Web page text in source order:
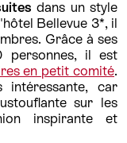
dans un style
Bellevue 3*, il
Grâce à ses
il est
en petit comité.
car
sur les
inspirante et